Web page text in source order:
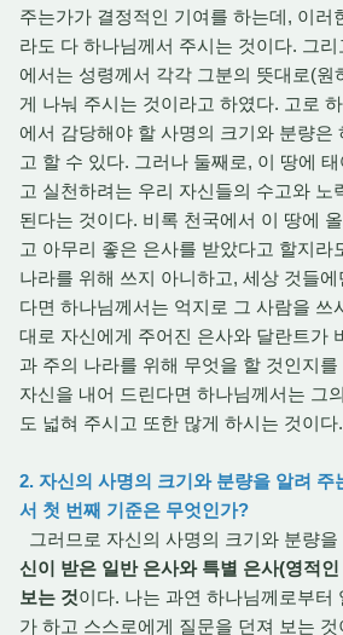
주는가가 결정적인 기여를 하는데, 이러
라도 다 하나님께서 주시는 것이다. 그
에서는 성령께서 각각 그분의 뜻대로(원
게 나눠 주시는 것이라고 하였다. 고로
에서 감당해야 할 사명의 크기와 분량은
고 할 수 있다. 그러나 둘째로, 이 땅에
고 실천하려는 우리 자신들의 수고와 노
된다는 것이다. 비록 천국에서 이 땅에
고 아무리 좋은 은사를 받았다고 할지라
나라를 위해 쓰지 아니하고, 세상 것들
다면 하나님께서는 억지로 그 사람을 쓰
대로 자신에게 주어진 은사와 달란트가
과 주의 나라를 위해 무엇을 할 것인지
자신을 내어 드린다면 하나님께서는 그
도 넓혀 주시고 또한 많게 하시는 것이다.
2. 자신의 사명의 크기와 분량을 알려 주
서 첫 번째 기준은 무엇인가?
그러므로 자신의 사명의 크기와 분량
신이 받은 일반 은사와 특별 은사(영적
보는 것이다. 나는 과연 하나님께로부터
가 하고 스스로에게 질문을 던져 보는